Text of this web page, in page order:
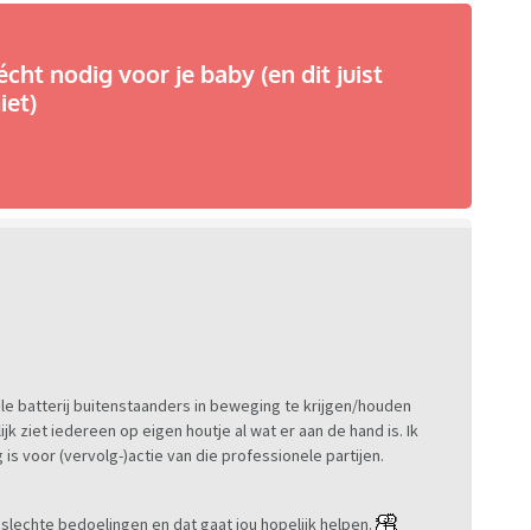
nodig voor je baby (en dit juist
batterij buitenstaanders in beweging te krijgen/houden
ziet iedereen op eigen houtje al wat er aan de hand is. Ik
voor (vervolg-)actie van die professionele partijen.
bedoelingen en dat gaat jou hopelijk helpen.